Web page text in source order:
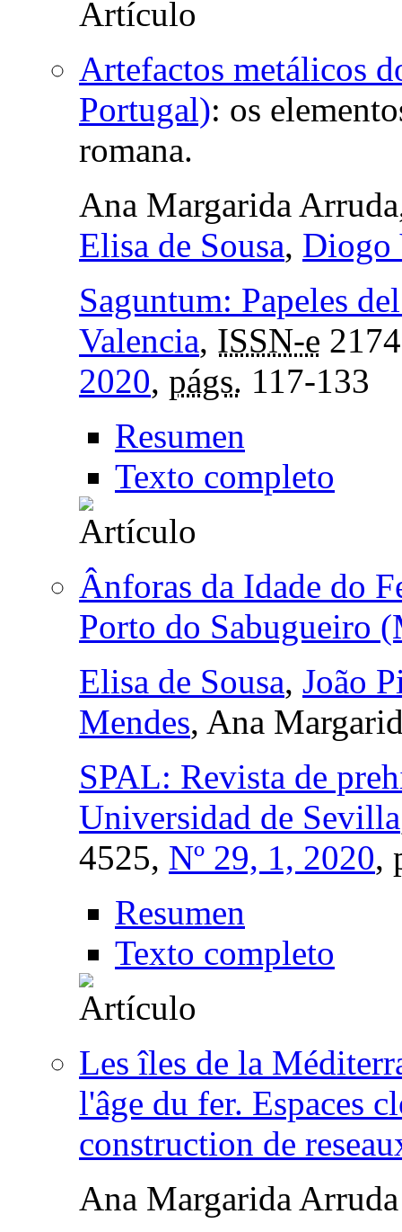
Artefactos metálicos
Portugal): os
romana.
Ana Margarida
Elisa de Sousa, Diogo
Saguntum: Papeles
Valencia, ISSN-e
2020, págs. 117-133
Resumen
Texto completo
Ânforas da Idade do
Porto do Sabugueiro
Elisa de Sousa, João
Mendes, Ana
SPAL: Revista de
Universidad de Sevilla
4525, Nº 29, 1, 2020,
Resumen
Texto completo
Les îles de la
l'âge du fer. Espaces
construction de
Ana Margarida Arruda